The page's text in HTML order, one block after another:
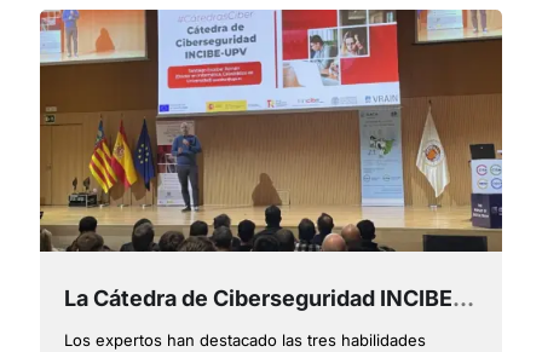
La Cátedra de Ciberseguridad INCIBE-UPV e ISACA Valencia reúnen a más de 400 jóvenes
Los expertos han destacado las tres habilidades